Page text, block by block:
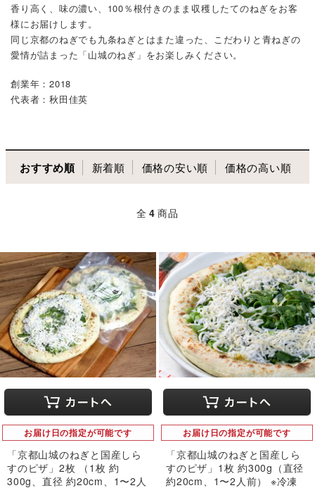
香り高く、味の濃い、100％根付きのまま収穫したてのねぎをお客
様にお届けします。
同じ京都のねぎでも九条ねぎとはまた違った、こだわりと青ねぎの
愛情が詰まった「山城のねぎ」をお楽しみください。
創業年：2018
代表者：秋田佳英
おすすめ順 新着順 価格の安い順 価格の高い順
全 4 商品
お届け日の指定が可能です
「京都山城のねぎと国産しら
すのピザ」2枚 （1枚 約
300g、直径 約20cm、1〜2人
お届け日の指定が可能です
「京都山城のねぎと国産しら
すのピザ」1枚 約300g（直径
約20cm、1〜2人前） ※冷凍